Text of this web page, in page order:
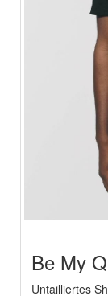
Be My
Family
Untailliertes